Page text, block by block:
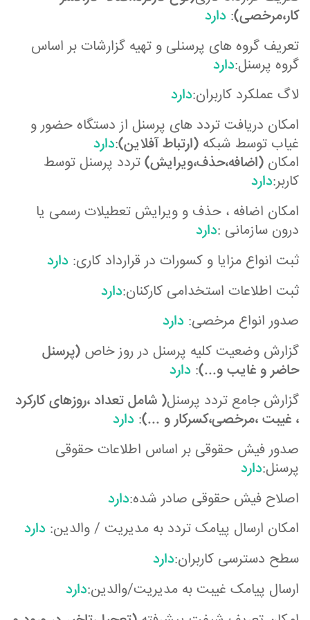
کار،مرخصی): دارد
تعریف گروه های پرسنلی و تهیه گزارشات بر اساس
گروه پرسنل:دارد
لاگ عملکرد کاربران:دارد
امکان دریافت تردد های پرسنل از دستگاه حضور و
غیاب توسط شبکه (ارتباط آفلاین):دارد
امکان (اضافه،حذف،ویرایش)تردد پرسنل توسط
کاربر:دارد
امکان اضافه ، حذف و ویرایش تعطیلات رسمی یا
درون سازمانی :دارد
ثبت انواع مزایا و کسورات در قرارداد کاری: دارد
ثبت اطلاعات استخدامی کارکنان:دارد
صدور انواع مرخصی: دارد
گزارش وضعیت کلیه پرسنل در روز خاص (پرسنل
حاضر و غایب و...): دارد
گزارش جامع تردد پرسنل( شامل تعداد ،روزهای کارکرد
، غیبت ،مرخصی،کسرکار و ...): دارد
صدور فیش حقوقی بر اساس اطلاعات حقوقی
پرسنل:دارد
اصلاح فیش حقوقی صادر شده:دارد
امکان ارسال پیامک تردد به مدیریت / والدین: دارد
سطح دسترسی کاربران:دارد
ارسال پیامک غیبت به مدیریت/والدین:دارد